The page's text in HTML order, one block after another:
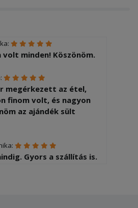
volt minden! Köszönöm.
megérkezett az étel,
finom volt, és nagyon
az ajándék sült
Gyors a szállítás is.